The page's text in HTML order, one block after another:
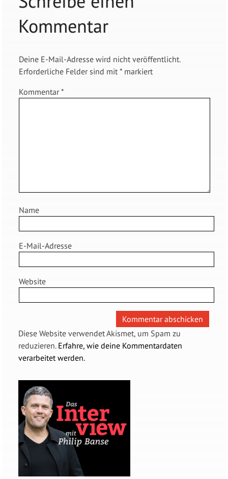
Kommentar
Deine E-Mail-Adresse wird nicht veröffentlicht.
Erforderliche Felder sind mit *markiert
Kommentar*
Name
E-Mail-Adresse
Website
Diese Website verwendet Akismet, um Spam zu
reduzieren. Erfahre, wie deine Kommentardaten
verarbeitet werden.